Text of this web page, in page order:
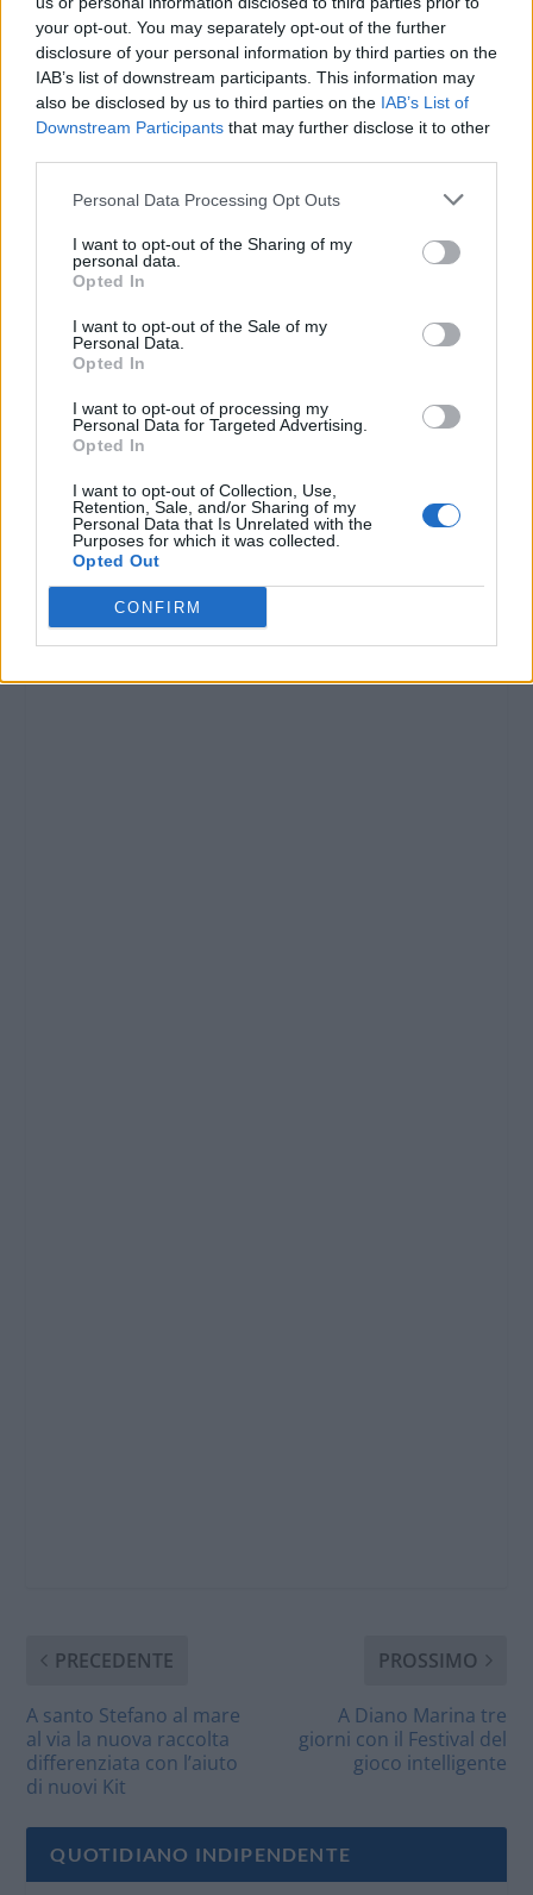
your opt-out. You may separately opt-out of the further
disclosure of your personal information by third parties on the
IAB’s list of downstream participants. This information may
also be disclosed by us to third parties on the IAB’s List of
Downstream Participants that may further disclose it to other
Personal Data Processing Opt Outs
I want to opt-out of the Sharing of my
personal data.
Opted In
I want to opt-out of the Sale of my
Personal Data.
Opted In
I want to opt-out of processing my
Personal Data for Targeted Advertising.
Opted In
I want to opt-out of Collection, Use,
Retention, Sale, and/or Sharing of my
Personal Data that Is Unrelated with the
Purposes for which it was collected.
Opted Out
CONFIRM
PRECEDENTE
A santo Stefano al mare
al via la nuova raccolta
differenziata con l’aiuto
di nuovi Kit
PROSSIMO
A Diano Marina tre
giorni con il Festival del
gioco intelligente
QUOTIDIANO INDIPENDENTE